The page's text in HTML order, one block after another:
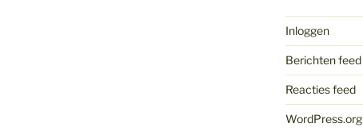
Inloggen
Berichten feed
Reacties feed
WordPress.org